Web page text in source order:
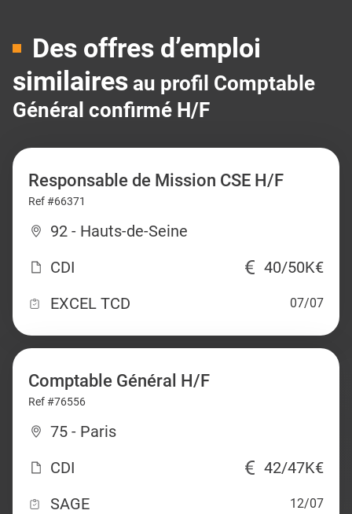
Des offres d’emploi
similaires au profil Comptable
Général confirmé H/F
Responsable de Mission CSE H/F
Ref #66371
92 - Hauts-de-Seine
CDI
40/50K€
EXCEL TCD
07/07
Comptable Général H/F
Ref #76556
75 - Paris
CDI
42/47K€
SAGE
12/07